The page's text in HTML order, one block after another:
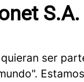
S.A.
ser
Estamos